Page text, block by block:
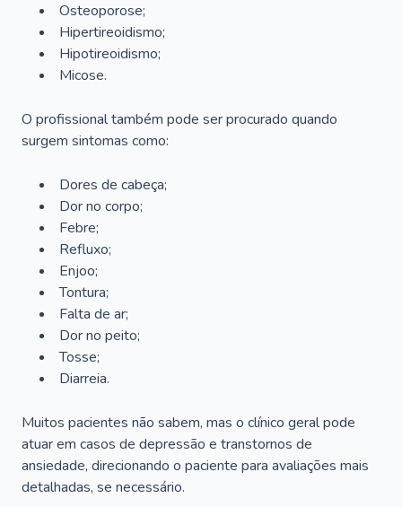
Osteoporose;
Hipertireoidismo;
Hipotireoidismo;
Micose.
O profissional também pode ser procurado quando
surgem sintomas como:
Dores de cabeça;
Dor no corpo;
Febre;
Refluxo;
Enjoo;
Tontura;
Falta de ar;
Dor no peito;
Tosse;
Diarreia.
Muitos pacientes não sabem, mas o clínico geral pode
atuar em casos de depressão e transtornos de
ansiedade, direcionando o paciente para avaliações mais
detalhadas, se necessário.